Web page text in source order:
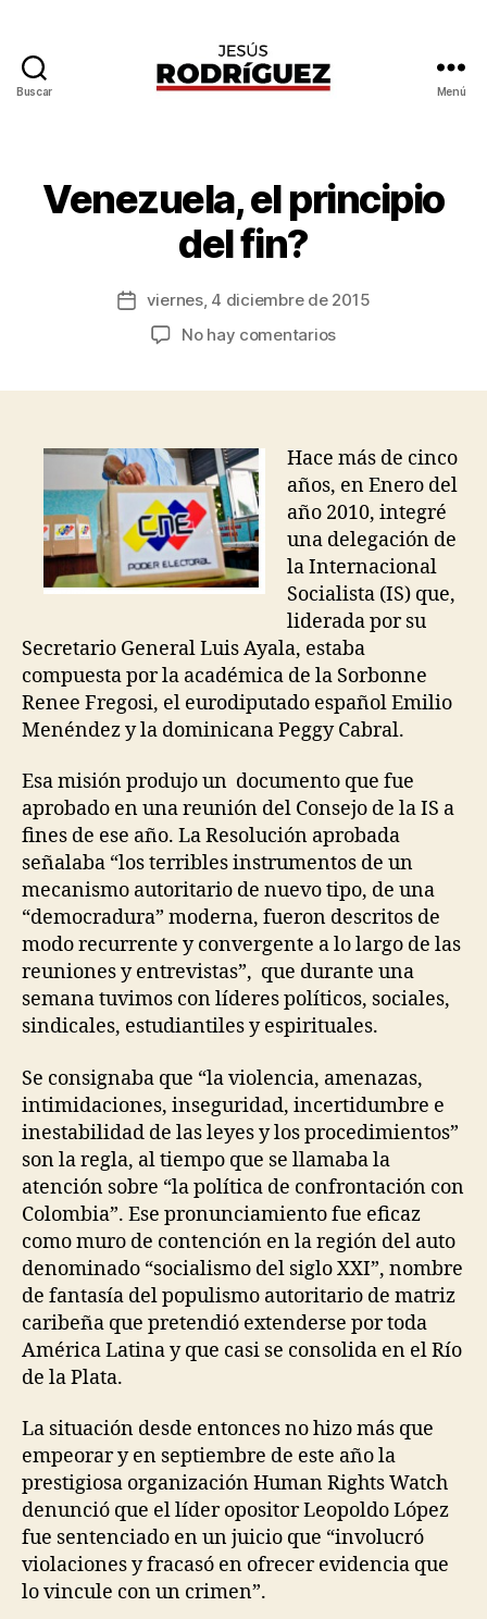
Buscar Menú
Categorías
Venezuela, el principio
del fin?
Autor
la
s
R
g
z
Fechaviernes, 4 diciembre de 2015
No hay comentariosen
fin?
Hace más de cinco
años, en Enero del
año 2010, integré
una delegación de
la Internacional
Socialista (IS) que,
liderada por su
Secretario General Luis Ayala, estaba
compuesta por la académica de la Sorbonne
Renee Fregosi, el eurodiputado español Emilio
Menéndez y la dominicana Peggy Cabral.
Esa misión produjo un documento que fue
aprobado en una reunión del Consejo de la IS a
fines de ese año. La Resolución aprobada
señalaba “los terribles instrumentos de un
mecanismo autoritario de nuevo tipo, de una
“democradura” moderna, fueron descritos de
modo recurrente y convergente a lo largo de las
reuniones y entrevistas”, que durante una
semana tuvimos con líderes políticos, sociales,
sindicales, estudiantiles y espirituales.
Se consignaba que “la violencia, amenazas,
intimidaciones, inseguridad, incertidumbre e
inestabilidad de las leyes y los procedimientos”
son la regla, al tiempo que se llamaba la
atención sobre “la política de confrontación con
Colombia”. Ese pronunciamiento fue eficaz
como muro de contención en la región del auto
denominado “socialismo del siglo XXI”, nombre
de fantasía del populismo autoritario de matriz
caribeña que pretendió extenderse por toda
América Latina y que casi se consolida en el Río
de la Plata.
La situación desde entonces no hizo más que
empeorar y en septiembre de este año la
prestigiosa organización Human Rights Watch
denunció que el líder opositor Leopoldo López
fue sentenciado en un juicio que “involucró
violaciones y fracasó en ofrecer evidencia que
lo vincule con un crimen”.